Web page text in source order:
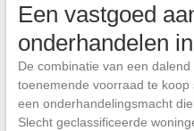
Een vastgoed
onderhandelen
De combinatie van een
toenemende voorraad te
een onderhandelingsmacht
Slecht geclassificeerde